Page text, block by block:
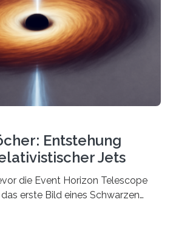
10.1126/sciadv.adw8462)
oder Dampfturbinen sind
Sie wandeln thermische
Bewegung um – oder anders
in Bewegung. In
Experimenten ist es in den…
Entstehung
Jets
die Event Horizon Telescope
erste Bild eines Schwarzen
Curtis einen seltsamen